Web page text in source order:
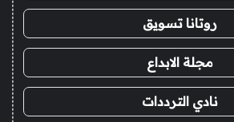
روتانا تسويق
مجلة الابداع
نادي الترددات